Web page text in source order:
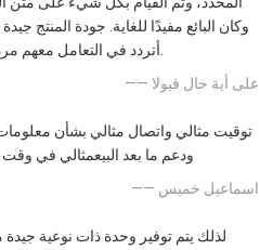
وكان البائع مفيدًا للغاية. جودة المنتج
أتردد في التعامل معهم مرة أخرى.
—— على أية حال فيولا
توقيت مثالي واتصال مثالي بشأن
ودعم ما بعد البيعمثالي في
—— اسماعيل خميس
لذلك يتم توفير وحدة ذات نوعية